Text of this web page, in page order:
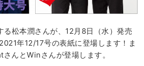
る松本潤さんが、12月8日（水）発売
年12/17号の表紙に登場します！ま
んとWinさんが登場します。